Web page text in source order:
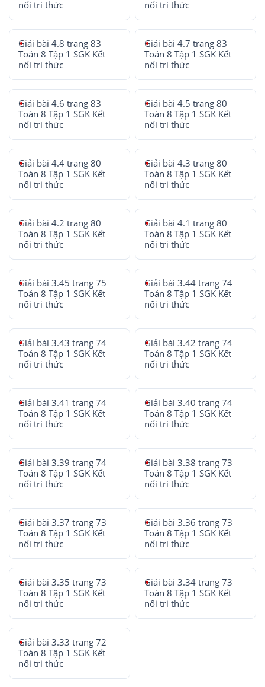
nối tri thức nối tri thức
Giải bài 4.8 trang 83
Toán 8 Tập 1 SGK Kết
nối tri thức
Giải bài 4.7 trang 83
Toán 8 Tập 1 SGK Kết
nối tri thức
Giải bài 4.6 trang 83
Toán 8 Tập 1 SGK Kết
nối tri thức
Giải bài 4.5 trang 80
Toán 8 Tập 1 SGK Kết
nối tri thức
Giải bài 4.4 trang 80
Toán 8 Tập 1 SGK Kết
nối tri thức
Giải bài 4.3 trang 80
Toán 8 Tập 1 SGK Kết
nối tri thức
Giải bài 4.2 trang 80
Toán 8 Tập 1 SGK Kết
nối tri thức
Giải bài 4.1 trang 80
Toán 8 Tập 1 SGK Kết
nối tri thức
Giải bài 3.45 trang 75
Toán 8 Tập 1 SGK Kết
nối tri thức
Giải bài 3.44 trang 74
Toán 8 Tập 1 SGK Kết
nối tri thức
Giải bài 3.43 trang 74
Toán 8 Tập 1 SGK Kết
nối tri thức
Giải bài 3.42 trang 74
Toán 8 Tập 1 SGK Kết
nối tri thức
Giải bài 3.41 trang 74
Toán 8 Tập 1 SGK Kết
nối tri thức
Giải bài 3.40 trang 74
Toán 8 Tập 1 SGK Kết
nối tri thức
Giải bài 3.39 trang 74
Toán 8 Tập 1 SGK Kết
nối tri thức
Giải bài 3.38 trang 73
Toán 8 Tập 1 SGK Kết
nối tri thức
Giải bài 3.37 trang 73
Toán 8 Tập 1 SGK Kết
nối tri thức
Giải bài 3.36 trang 73
Toán 8 Tập 1 SGK Kết
nối tri thức
Giải bài 3.35 trang 73
Toán 8 Tập 1 SGK Kết
nối tri thức
Giải bài 3.34 trang 73
Toán 8 Tập 1 SGK Kết
nối tri thức
Giải bài 3.33 trang 72
Toán 8 Tập 1 SGK Kết
nối tri thức